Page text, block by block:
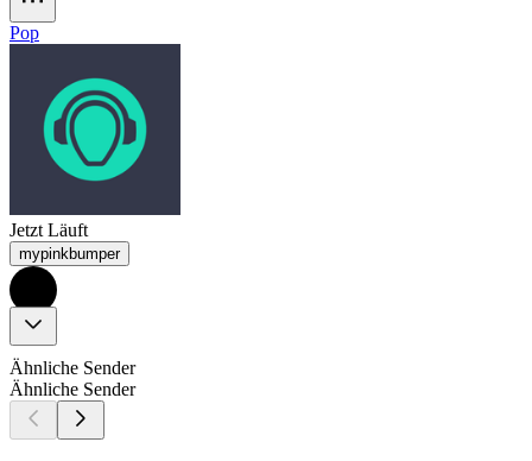
Pop
Jetzt Läuft
mypinkbumper
Ähnliche Sender
Ähnliche Sender